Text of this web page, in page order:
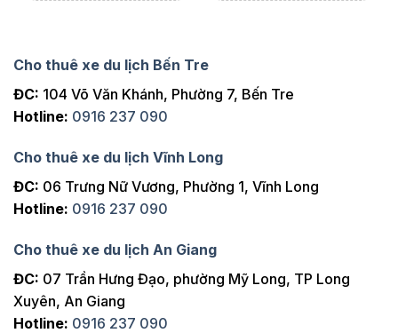
Cho thuê xe du lịch Bến Tre
ĐC: 104 Võ Văn Khánh, Phường 7, Bến Tre
Hotline: 0916 237 090
Cho thuê xe du lịch Vĩnh Long
ĐC: 06 Trưng Nữ Vương, Phường 1, Vĩnh Long
Hotline: 0916 237 090
Cho thuê xe du lịch An Giang
ĐC: 07 Trần Hưng Đạo, phường Mỹ Long, TP Long
Xuyên, An Giang
Hotline: 0916 237 090